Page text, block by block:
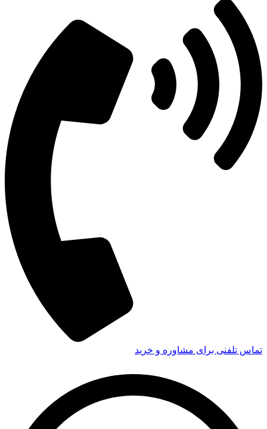
تماس تلفنی برای مشاوره و خرید